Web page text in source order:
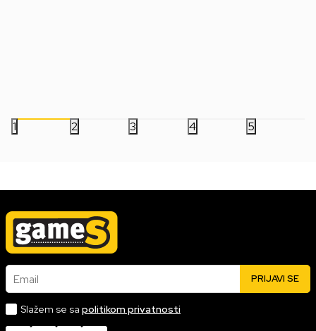
1 2 3 4 5
Email PRIJAVI SE
Slažem se sa politikom privatnosti